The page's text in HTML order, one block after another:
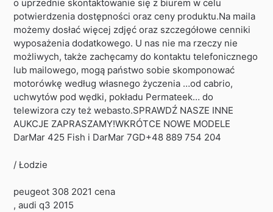
o uprzednie skontaktowanie się z biurem w celu
potwierdzenia dostępności oraz ceny produktu.Na maila
możemy dosłać więcej zdjęć oraz szczegółowe cenniki
wyposażenia dodatkowego. U nas nie ma rzeczy nie
możliwych, także zachęcamy do kontaktu telefonicznego
lub mailowego, mogą państwo sobie skomponować
motorówkę według własnego życzenia …od cabrio,
uchwytów pod wędki, pokładu Permateek… do
telewizora czy też webasto.SPRAWDŹ NASZE INNE
AUKCJE ZAPRASZAMY!WKRÓTCE NOWE MODELE
DarMar 425 Fish i DarMar 7GD+48 889 754 204
/ Łodzie
peugeot 308 2021 cena
, audi q3 2015